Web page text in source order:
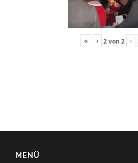
« ‹ 2von 2 ›
MENÜ